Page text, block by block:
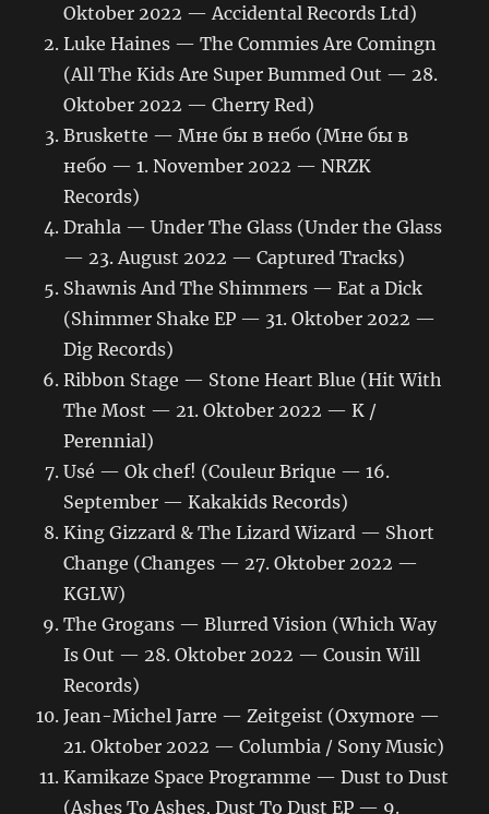
Oktober 2022 — Accidental Records Ltd)
Luke Haines — The Commies Are Comingn
(All The Kids Are Super Bummed Out — 28.
Oktober 2022 — Cherry Red)
Bruskette — Мне бы в небо (Мне бы в
небо — 1. November 2022 — NRZK
Records)
Drahla — Under The Glass (Under the Glass
— 23. August 2022 — Captured Tracks)
Shawnis And The Shimmers — Eat a Dick
(Shimmer Shake EP — 31. Oktober 2022 —
Dig Records)
Ribbon Stage — Stone Heart Blue (Hit With
The Most — 21. Oktober 2022 — K /
Perennial)
Usé — Ok chef! (Couleur Brique — 16.
September — Kakakids Records)
King Gizzard & The Lizard Wizard — Short
Change (Changes — 27. Oktober 2022 —
KGLW)
The Grogans — Blurred Vision (Which Way
Is Out — 28. Oktober 2022 — Cousin Will
Records)
Jean-Michel Jarre — Zeitgeist (Oxymore —
21. Oktober 2022 — Columbia / Sony Music)
Kamikaze Space Programme — Dust to Dust
(Ashes To Ashes, Dust To Dust EP — 9.